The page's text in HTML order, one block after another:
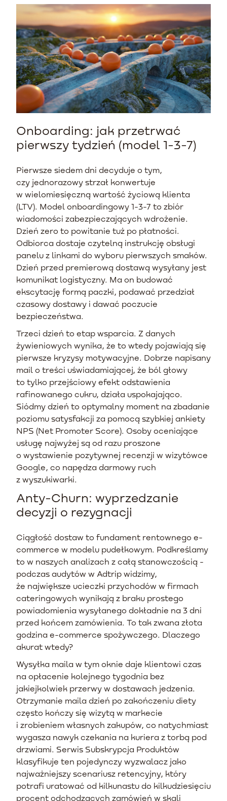
Onboarding: jak przetrwać
pierwszy tydzień (model 1-3-7)
Pierwsze siedem dni decyduje o tym,
czy jednorazowy strzał konwertuje
w wielomiesięczną wartość życiową klienta
(LTV). Model onboardingowy 1-3-7 to zbiór
wiadomości zabezpieczających wdrożenie.
Dzień zero to powitanie tuż po płatności.
Odbiorca dostaje czytelną instrukcję obsługi
panelu z linkami do wyboru pierwszych smaków.
Dzień przed premierową dostawą wysyłany jest
komunikat logistyczny. Ma on budować
ekscytację formą paczki, podawać przedział
czasowy dostawy i dawać poczucie
bezpieczeństwa.
Trzeci dzień to etap wsparcia. Z danych
żywieniowych wynika, że to wtedy pojawiają się
pierwsze kryzysy motywacyjne. Dobrze napisany
mail o treści uświadamiającej, że ból głowy
to tylko przejściowy efekt odstawienia
rafinowanego cukru, działa uspokajająco.
Siódmy dzień to optymalny moment na zbadanie
poziomu satysfakcji za pomocą szybkiej ankiety
NPS (Net Promoter Score). Osoby oceniające
usługę najwyżej są od razu proszone
o wystawienie pozytywnej recenzji w wizytówce
Google, co napędza darmowy ruch
z wyszukiwarki.
Anty-Churn: wyprzedzanie
decyzji o rezygnacji
Ciągłość dostaw to fundament rentownego e-
commerce w modelu pudełkowym. Podkreślamy
to w naszych analizach z całą stanowczością -
podczas audytów w Adtrip widzimy,
że największe ucieczki przychodów w firmach
cateringowych wynikają z braku prostego
powiadomienia wysyłanego dokładnie na 3 dni
przed końcem zamówienia. To tak zwana złota
godzina e-commerce spożywczego. Dlaczego
akurat wtedy?
Wysyłka maila w tym oknie daje klientowi czas
na opłacenie kolejnego tygodnia bez
jakiejkolwiek przerwy w dostawach jedzenia.
Otrzymanie maila dzień po zakończeniu diety
często kończy się wizytą w markecie
i zrobieniem własnych zakupów, co natychmiast
wygasza nawyk czekania na kuriera z torbą pod
drzwiami. Serwis Subskrypcja Produktów
klasyfikuje ten pojedynczy wyzwalacz jako
najważniejszy scenariusz retencyjny, który
potrafi uratować od kilkunastu do kilkudziesięciu
procent odchodzących zamówień w skali